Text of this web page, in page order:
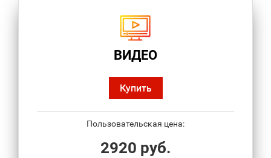
ВИДЕО
Купить
Пользовательская цена:
2920 руб.